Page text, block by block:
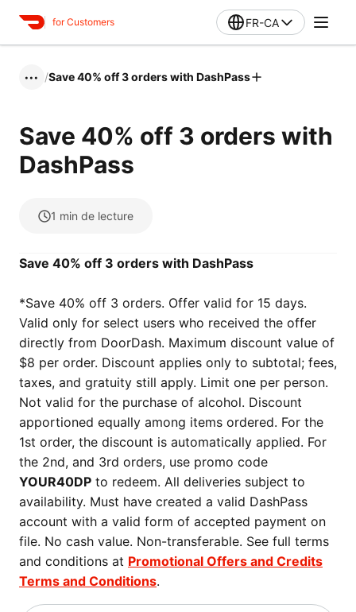
for Customers FR-CA
••• /Save 40% off 3 orders with DashPass
Save 40% off 3 orders with
DashPass
1 min de lecture
Save 40% off 3 orders with DashPass
*Save 40% off 3 orders. Offer valid for 15 days‌‌‌.
Valid only for select users who received the offer
directly from DoorDash. Maximum discount value of
$8 per order. Discount applies only to subtotal; fees,
taxes, and gratuity still apply. Limit one per person.
Not valid for the purchase of alcohol. Discount
apportioned equally among items ordered. For the
1st order, the discount is automatically applied. For
the 2nd, and 3rd orders, use promo code
YOUR40DP to redeem. All deliveries subject to
availability. Must have created a valid DashPass
account with a valid form of accepted payment on
file. No cash value. Non-transferable. See full terms
and conditions at Promotional Offers and Credits
Terms and Conditions.